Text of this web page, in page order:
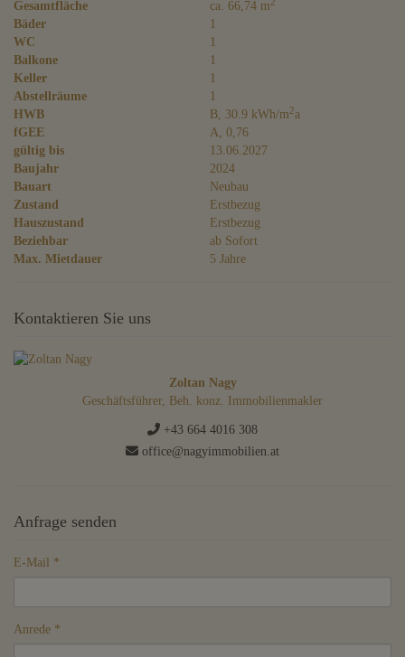
Gesamtfläche ca. 66,74 m
Bäder
1
WC
1
Balkone
1
Keller
1
Abstellräume
1
HWB
B, 30.9 kWh/m2a
fGEE
A, 0,76
gültig bis
13.06.2027
Baujahr
2024
Bauart
Neubau
Zustand
Erstbezug
Hauszustand
Erstbezug
Beziehbar
ab Sofort
Max. Mietdauer
5 Jahre
Kontaktieren Sie uns
Zoltan Nagy
Geschäftsführer, Beh. konz. Immobilienmakler
+43 664 4016 308
office@nagyimmobilien.at
Anfrage senden
E-Mail
Anrede